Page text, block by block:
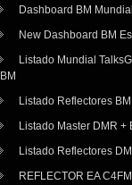
Dashboard BM
New Dashboard BM
Listado Mundial
BM
Listado Reflectores BM
Listado Master DMR +
Listado Reflectores
REFLECTOR EA